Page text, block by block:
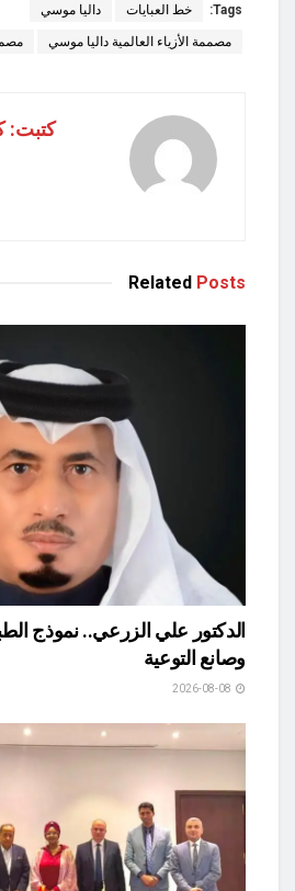
Tags: خط العبايات داليا موسي
مصممة الأزياء العالمية داليا موسي
كتبت:
Related Posts
الدكتور علي الزرعي.. نموذج
وصانع التوعية